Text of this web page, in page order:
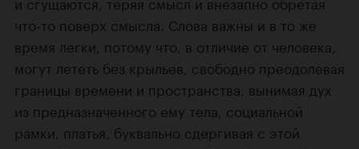
что-то поверх смысла. Слова важны и в то же
время легки, потому что, в отличие от человека,
могут лететь без крыльев, свободно преодолевая
границы времени и пространства, вынимая дух
из предназначенного ему тела, социальной
рамки, платья, буквально сдергивая с этой